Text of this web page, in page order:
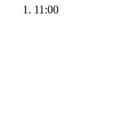
11:00